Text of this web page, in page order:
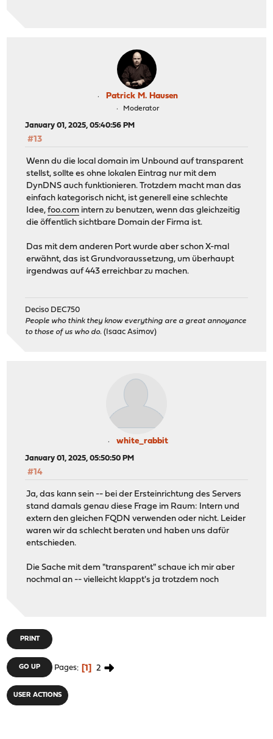
Patrick M. Hausen
Moderator
January 01, 2025, 05:40:56 PM
#13
Wenn du die local domain im Unbound auf transparent
stellst, sollte es ohne lokalen Eintrag nur mit dem
DynDNS auch funktionieren. Trotzdem macht man das
einfach kategorisch nicht, ist generell eine schlechte
Idee,foo.com intern zu benutzen, wenn das gleichzeitig
die öffentlich sichtbare Domain der Firma ist.
Das mit dem anderen Port wurde aber schon X-mal
erwähnt, das ist Grundvoraussetzung, um überhaupt
irgendwas auf 443 erreichbar zu machen.
Deciso DEC750
People who think they know everything are a great annoyance
to those of us who do. (Isaac Asimov)
white_rabbit
January 01, 2025, 05:50:50 PM
#14
Ja, das kann sein -- bei der Ersteinrichtung des Servers
stand damals genau diese Frage im Raum: Intern und
extern den gleichen FQDN verwenden oder nicht. Leider
waren wir da schlecht beraten und haben uns dafür
entschieden.
Die Sache mit dem "transparent" schaue ich mir aber
nochmal an -- vielleicht klappt's ja trotzdem noch
PRINT
GO UP Pages 1 2
USER ACTIONS